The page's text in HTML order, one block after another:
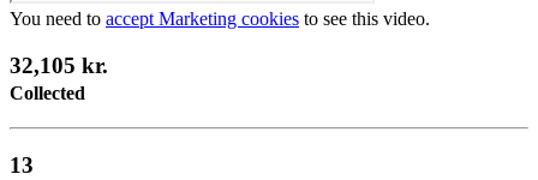
You need to accept Marketing cookies to see this video.
32,105 kr.
Collected
13